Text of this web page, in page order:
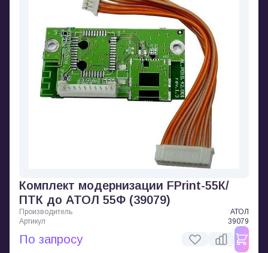
Комплект модернизации FPrint-55К/
ПТК до АТОЛ 55Ф (39079)
Производитель
АТОЛ
Артикул
39079
По запросу